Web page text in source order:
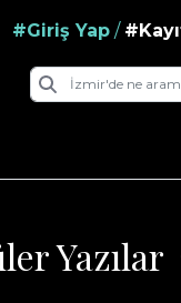
#Giriş Yap /
Yazılar